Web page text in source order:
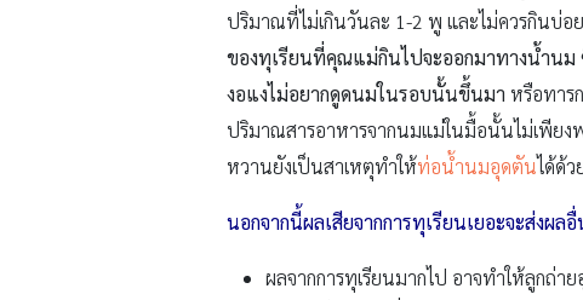
ปริมาณที่ไม่เกินวันละ 1-2 พู และไม่ควรกินบ่
ของทุเรียนที่คุณแม่กินไปจะออกมาทางน้ำนม
งอแงไม่อยากดูดนมในรอบนั้นขึ้นมา หรือทาร
ปริมาณสารอาหารจากนมแม่ในมื้อนั้นไม่เพีย
หวานยังเป็นสาเหตุทำให้ท่อน้ำนมอุดตันได้ด้ว
นอกจากนี้ผลเสียจากการทุเรียนเยอะจะส่งผล
ผลจากการทุเรียนมากไป อาจทำให้ลูกถ่า